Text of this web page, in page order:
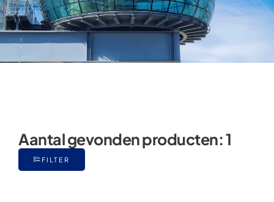
Aantal gevonden producten:1
FILTER